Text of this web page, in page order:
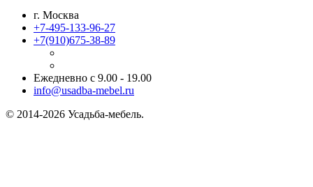
г. Москва
+7-495-133-96-27
+7(910)675-38-89
Ежедневно с 9.00 - 19.00
info@usadba-mebel.ru
© 2014-2026 Усадьба-мебель.